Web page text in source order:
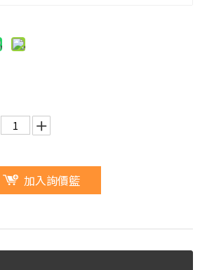
加入詢價籃